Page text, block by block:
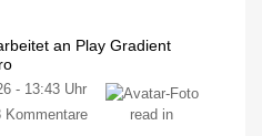
an Play Gradient
- 13:43 Uhr
Kommentare
read in